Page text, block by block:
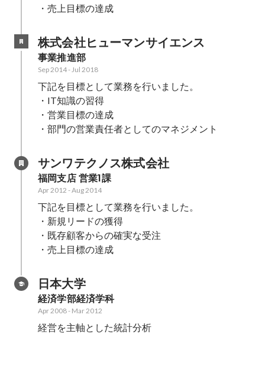
・売上目標の達成
株式会社ヒューマンサイエンス
事業推進部
Sep 2014-Jul 2018
下記を目標として業務を行いました。
・IT知識の習得
・営業目標の達成
・部門の営業責任者としてのマネジメント
サンワテクノス株式会社
福岡支店 営業1課
Apr 2012 -Aug 2014
下記を目標として業務を行いました。
・新規リードの獲得
・既存顧客からの確実な受注
・売上目標の達成
日本大学
経済学部経済学科
Apr 2008- Mar 2012
経営を主軸とした統計分析